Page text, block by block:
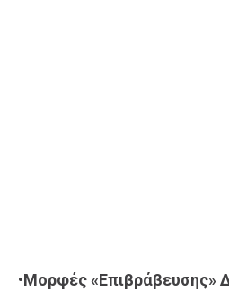
•Μορφές «Επιβράβευσης»